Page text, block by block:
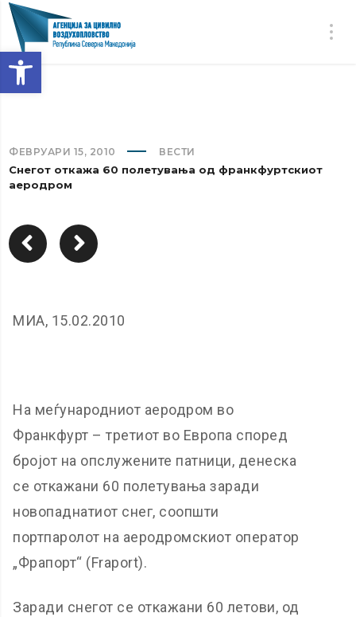
Open toolbar
ФЕВРУАРИ 15, 2010 ВЕСТИ
Снегот откажа 60 полетувања од франкфуртскиот
аеродром
МИА, 15.02.2010
На меѓународниот аеродром во
Франкфурт – третиот во Европа според
бројот на опслужените патници, денеска
се откажани 60 полетувања заради
новопаднатиот снег, соопшти
портпаролот на аеродромскиот оператор
„Фрапорт“ (Fraport).
Заради снегот се откажани 60 летови, од